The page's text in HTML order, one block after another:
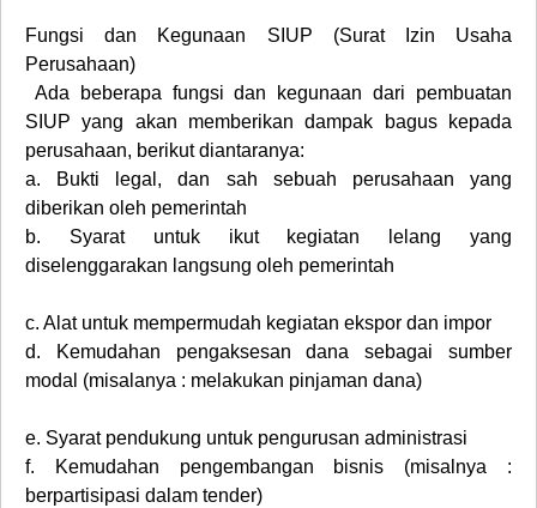
Fungsi dan Kegunaan SIUP (Surat Izin Usaha
Perusahaan)
Ada beberapa fungsi dan kegunaan dari pembuatan
SIUP yang akan memberikan dampak bagus kepada
perusahaan, berikut diantaranya:
a.
Bukti legal, dan sah sebuah perusahaan yang
diberikan oleh pemerintah
b.
Syarat untuk ikut kegiatan lelang yang
diselenggarakan langsung oleh pemerintah
c. Alat untuk mempermudah kegiatan ekspor dan impor
d.
Kemudahan pengaksesan dana sebagai sumber
modal (misalanya : melakukan pinjaman dana)
e. Syarat pendukung untuk pengurusan administrasi
f.
Kemudahan pengembangan bisnis (misalnya :
berpartisipasi dalam tender)